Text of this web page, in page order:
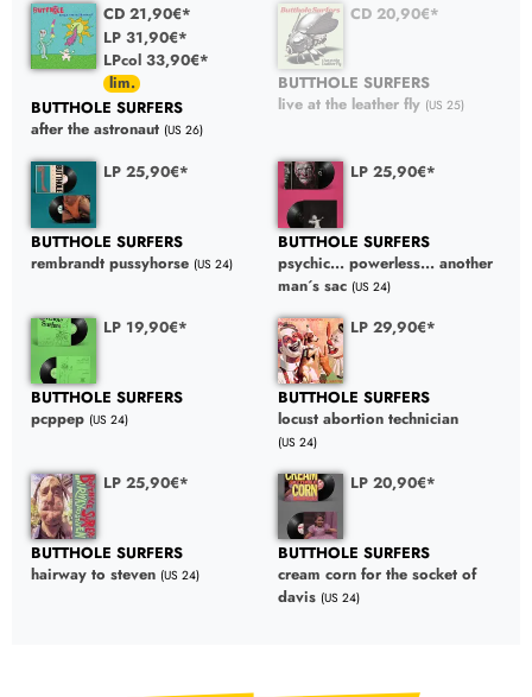
CD 21,90€*
LP 31,90€*
LPcol 33,90€*
BUTTHOLE SURFERS
after the astronaut (US 26)
CD 20,90€*
BUTTHOLE SURFERS
live at the leather fly (US 25)
LP 25,90€*
BUTTHOLE SURFERS
rembrandt pussyhorse (US 24)
LP 25,90€*
BUTTHOLE SURFERS
psychic... powerless... another
man´s sac (US 24)
LP 19,90€*
BUTTHOLE SURFERS
pcppep (US 24)
LP 29,90€*
BUTTHOLE SURFERS
locust abortion technician
(US 24)
LP 25,90€*
BUTTHOLE SURFERS
hairway to steven (US 24)
LP 20,90€*
BUTTHOLE SURFERS
cream corn for the socket of
davis (US 24)